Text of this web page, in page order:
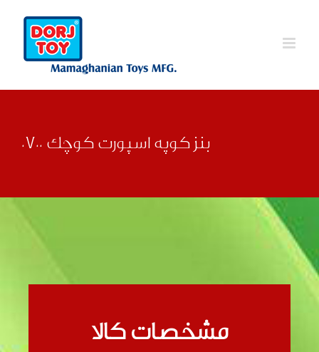
content
بنز کوپه اسپورت کوچک 0700
بنز کوپه اسپورت کوچک 0700
مشخصات کالا